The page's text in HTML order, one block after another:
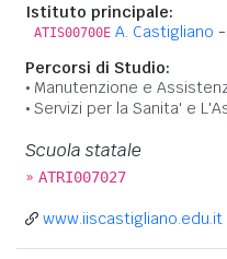
Istituto principale:
ATIS00700E A. Castigliano -
Percorsi di Studio:
Manutenzione e
Servizi per la Sanita' e
Scuola statale
» ATRI007027
www.iiscastigliano.edu.it